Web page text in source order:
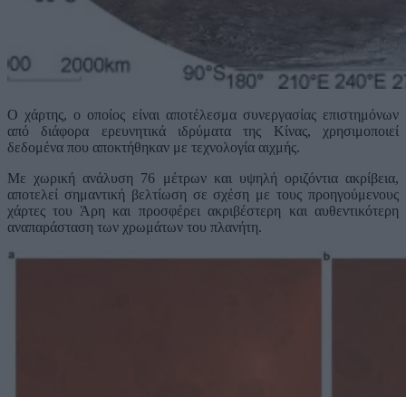
Ο χάρτης, ο οποίος είναι αποτέλεσμα συνεργασίας επιστημόνων
από διάφορα ερευνητικά ιδρύματα της Κίνας, χρησιμοποιεί
δεδομένα που αποκτήθηκαν με τεχνολογία αιχμής.
Με χωρική ανάλυση 76 μέτρων και υψηλή οριζόντια ακρίβεια,
αποτελεί σημαντική βελτίωση σε σχέση με τους προηγούμενους
χάρτες του Άρη και προσφέρει ακριβέστερη και αυθεντικότερη
αναπαράσταση των χρωμάτων του πλανήτη.